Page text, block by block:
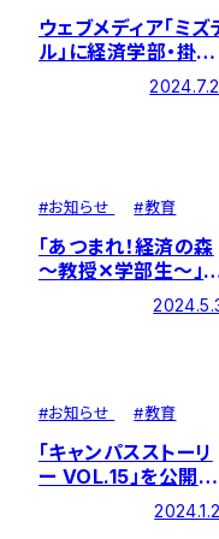
ウェブメディア「ミズ
ル」に経済学部・掛川
三千代教授のインタ
ュー記事が掲載され
#お知らせ #教育
「あつまれ！経済の森
～教授✕学部生～」
#お知らせ #教育
「キャンパスストーリ
ー VOL.15」を公開し
ました ―『LOTTEで
働きたい！ 幼少期